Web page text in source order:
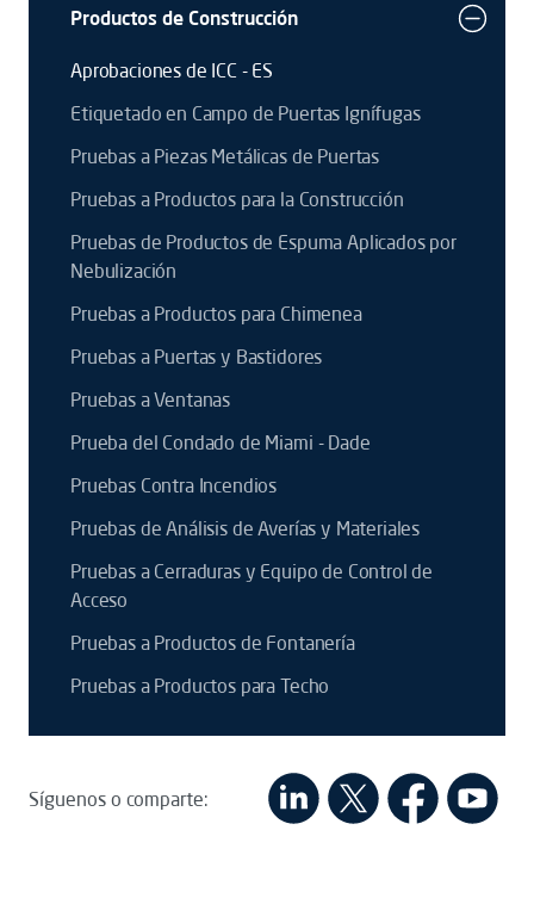
Productos de Construcción
Aprobaciones de ICC - ES
Etiquetado en Campo de Puertas Ignífugas
Pruebas a Piezas Metálicas de Puertas
Pruebas a Productos para la Construcción
Pruebas de Productos de Espuma Aplicados por
Nebulización
Pruebas a Productos para Chimenea
Pruebas a Puertas y Bastidores
Pruebas a Ventanas
Prueba del Condado de Miami - Dade
Pruebas Contra Incendios
Pruebas de Análisis de Averías y Materiales
Pruebas a Cerraduras y Equipo de Control de
Acceso
Pruebas a Productos de Fontanería
Pruebas a Productos para Techo
Síguenos o comparte: